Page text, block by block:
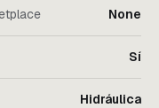
None
Sí
Hidráulica